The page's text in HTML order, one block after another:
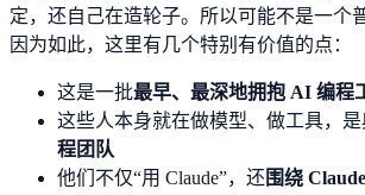
定，还自己在造轮子。所以可能不是一个
因为如此，这里有几个特别有价值的点：
这是一批最早、最深地拥抱 AI 编程
这些人本身就在做模型、做工具，是
程团队
他们不仅“用 Claude”，还 围绕